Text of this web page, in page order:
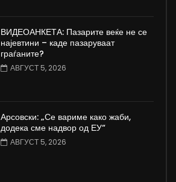
ВИДЕОАНКЕТА: Пазарите веќе не се
најевтини – каде пазаруваат
граѓаните?
АВГУСТ 5, 2026
Арсовски: „Се вариме како жаби,
додека сме надвор од ЕУ“
АВГУСТ 5, 2026